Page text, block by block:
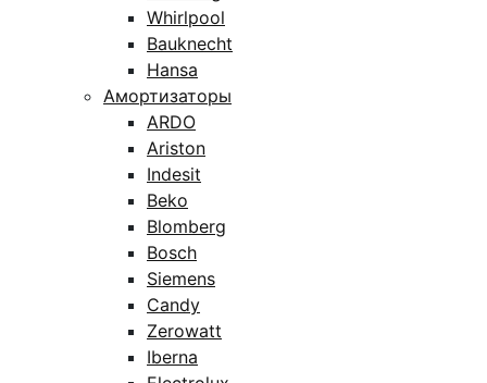
Whirlpool
Bauknecht
Hansa
Амортизаторы
ARDO
Ariston
Indesit
Beko
Blomberg
Bosch
Siemens
Candy
Zerowatt
Iberna